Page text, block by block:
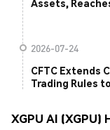
Assets,
2026-07-24
CFTC Extends
Trading Rules
XGPU AI (XGPU)